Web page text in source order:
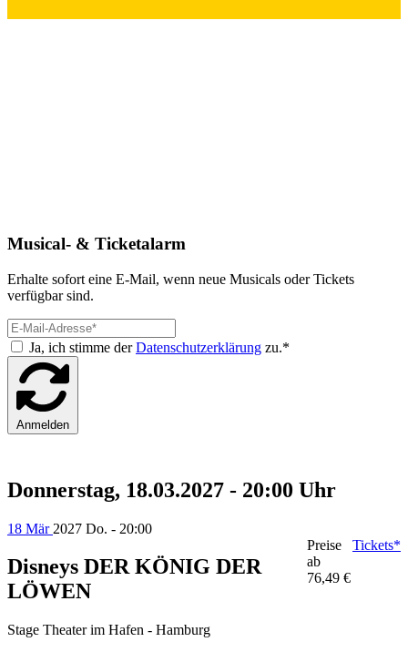
Musical- & Ticketalarm
Erhalte sofort eine E-Mail, wenn neue Musicals oder Tickets
verfügbar sind.
Ja, ich stimme derDatenschutzerklärung zu.*
Anmelden
Donnerstag, 18.03.2027 - 20:00 Uhr
18 Mär 2027 Do. - 20:00
Disneys DER KÖNIG DER
LÖWEN
Stage Theater im Hafen - Hamburg
Preise
ab
76,49 €
Tickets*